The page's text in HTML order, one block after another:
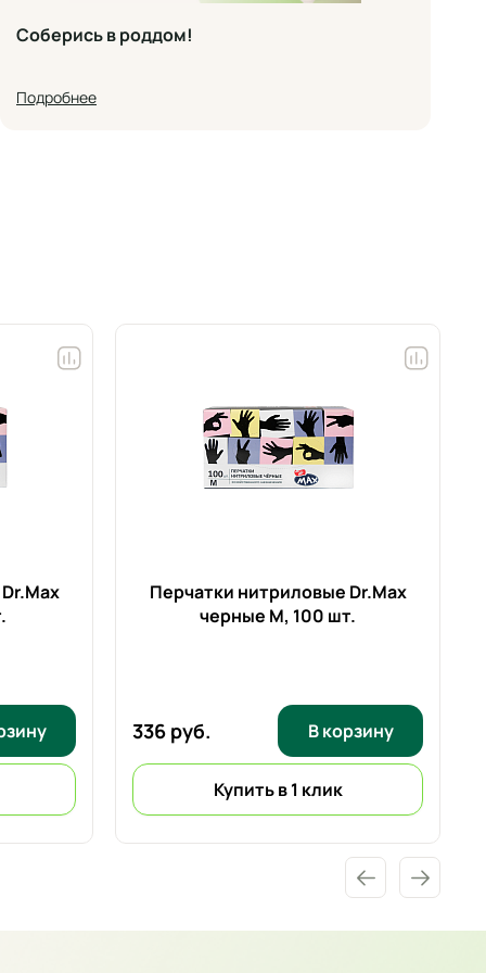
Соберись в роддом!
Подробнее
Перчатки нитриловые Dr.Max
черные M, 100 шт.
336 руб. В корзину
Купить в 1 клик